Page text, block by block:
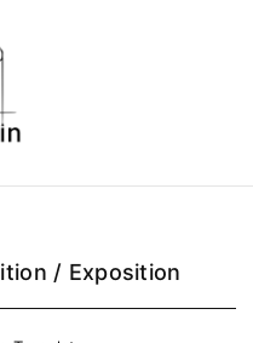
/ Exposition